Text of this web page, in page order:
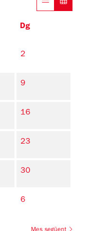
Dg
2
9
16
23
30
6